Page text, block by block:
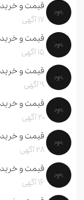
قیمت و خرید
17 آگهی
قیمت و خرید
15 آگهی
قیمت و خرید
9 آگهی
قیمت و خرید
20 آگهی
قیمت و خرید
28 آگهی
قیمت و خرید
16 آگهی